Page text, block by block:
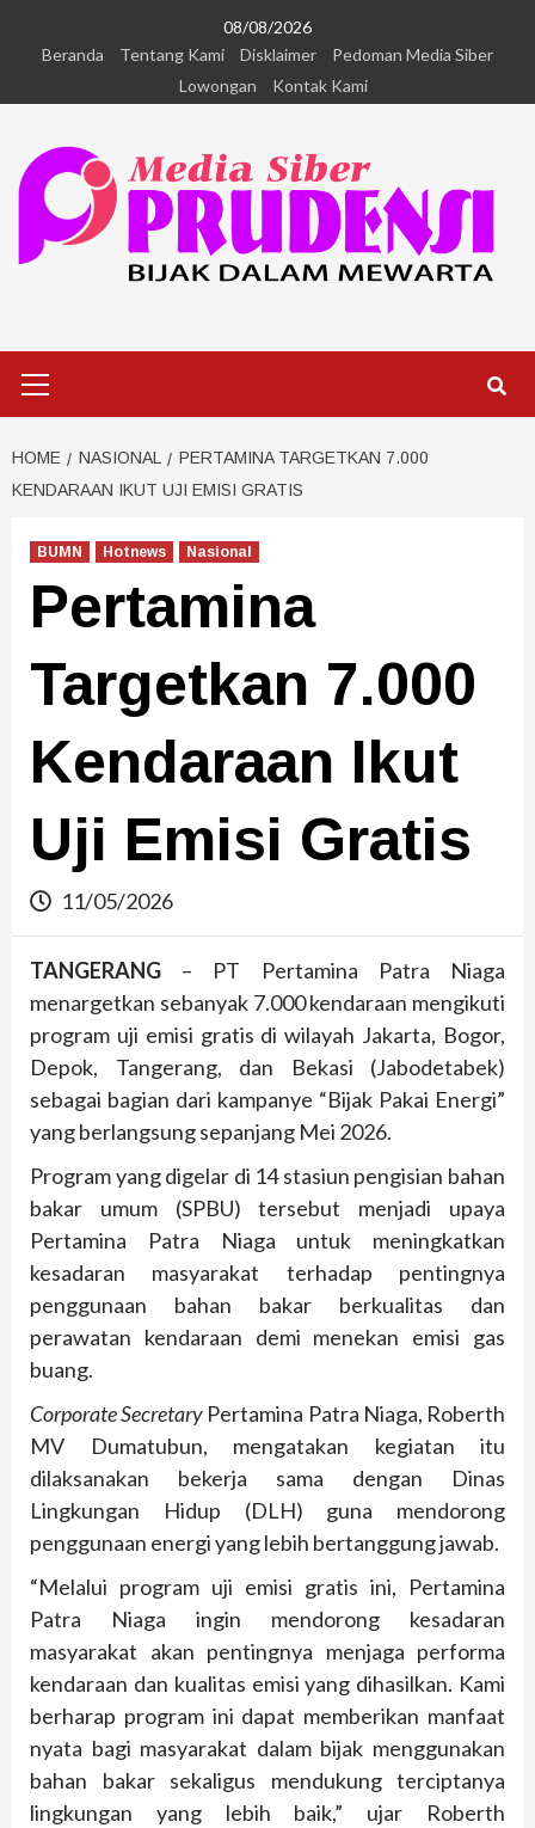
08/08/2026
Beranda
Tentang Kami Disklaimer
Pedoman Media Siber
Lowongan
Kontak Kami
HOME NASIONAL
PERTAMINA TARGETKAN 7.000
KENDARAAN IKUT UJI EMISI GRATIS
BUMN Hotnews Nasional
Pertamina
Targetkan 7.000
Kendaraan Ikut
Uji Emisi Gratis
11/05/2026
TANGERANG – PT Pertamina Patra Niaga
menargetkan sebanyak 7.000 kendaraan mengikuti
program uji emisi gratis di wilayah Jakarta, Bogor,
Depok, Tangerang, dan Bekasi (Jabodetabek)
sebagai bagian dari kampanye “Bijak Pakai Energi”
yang berlangsung sepanjang Mei 2026.
Program yang digelar di 14 stasiun pengisian bahan
bakar umum (SPBU) tersebut menjadi upaya
Pertamina Patra Niaga untuk meningkatkan
kesadaran masyarakat terhadap pentingnya
penggunaan bahan bakar berkualitas dan
perawatan kendaraan demi menekan emisi gas
buang.
Corporate Secretary Pertamina Patra Niaga, Roberth
MV Dumatubun, mengatakan kegiatan itu
dilaksanakan bekerja sama dengan Dinas
Lingkungan Hidup (DLH) guna mendorong
penggunaan energi yang lebih bertanggung jawab.
“Melalui program uji emisi gratis ini, Pertamina
Patra Niaga ingin mendorong kesadaran
masyarakat akan pentingnya menjaga performa
kendaraan dan kualitas emisi yang dihasilkan. Kami
berharap program ini dapat memberikan manfaat
nyata bagi masyarakat dalam bijak menggunakan
bahan bakar sekaligus mendukung terciptanya
lingkungan yang lebih baik,” ujar Roberth